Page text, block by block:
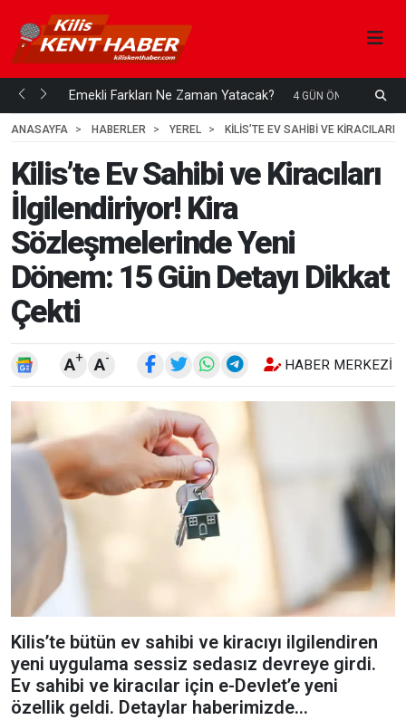
mi... Emekli Farkları Ne Zaman Yatacak? 4 GÜN ÖNCE
ANASAYFA
HABERLER YEREL KILIS’TE EV SAHIBI VE KIRACILARI
Kilis’te Ev Sahibi ve Kiracıları
İlgilendiriyor! Kira
Sözleşmelerinde Yeni
Dönem: 15 Gün Detayı Dikkat
Çekti
A+ A- HABER MERKEZI
Kilis’te bütün ev sahibi ve kiracıyı ilgilendiren
yeni uygulama sessiz sedasız devreye girdi.
Ev sahibi ve kiracılar için e-Devlet’e yeni
özellik geldi. Detaylar haberimizde…